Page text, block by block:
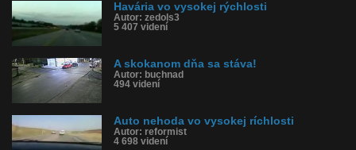
Havária vo vysokej rýchlosti
Autor: zedols3
5 407 videní
A skokanom dňa sa stáva!
Autor: buchnad
494 videní
Auto nehoda vo vysokej ríchlosti
Autor: reformist
4 698 videní